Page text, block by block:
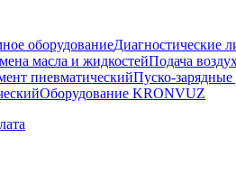
оборудованиеДиагностические
масла и жидкостейПодача
пневматическийПуско-зарядные
Оборудование KRONVUZ